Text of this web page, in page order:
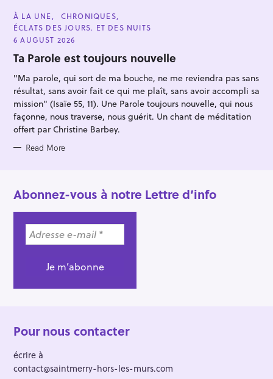
C
A
T
E
O
R
E
À LA UNE
CHRONIQUES
ÉCLATS DES JOURS. ET DES NUITS
6 AUGUST 2026
Ta Parole est toujours nouvelle
"Ma parole, qui sort de ma bouche, ne me reviendra pas sans
résultat, sans avoir fait ce qui me plaît, sans avoir accompli sa
mission" (Isaïe 55, 11). Une Parole toujours nouvelle, qui nous
façonne, nous traverse, nous guérit. Un chant de méditation
offert par Christine Barbey.
Read More
Abonnez-vous à notre Lettre d’info
Pour nous contacter
écrire à
contact@saintmerry-hors-les-murs.com
o
r
: